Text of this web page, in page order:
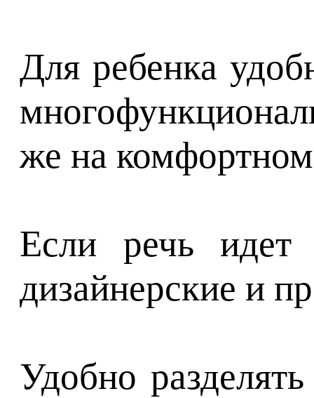
Для ребенка
же на комфортном
Если речь идет
дизайнерские и
Удобно